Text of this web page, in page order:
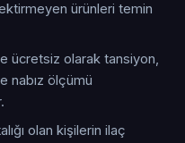
ürünleri temin
ücretsiz olarak tansiyon,
nabız ölçümü
olan kişilerin ilaç